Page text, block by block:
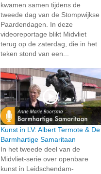
kwamen samen tijdens de
tweede dag van de Stompwijkse
Paardendagen. In deze
videoreportage blikt Midvliet
terug op de zaterdag, die in het
teken stond van een...
Kunst in LV: Albert Termote & De
Barmhartige Samaritaan
In het tweede deel van de
Midvliet-serie over openbare
kunst in Leidschendam-